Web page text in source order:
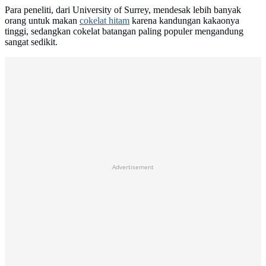
Para peneliti, dari University of Surrey, mendesak lebih banyak
orang untuk makan cokelat hitam karena kandungan kakaonya
tinggi, sedangkan cokelat batangan paling populer mengandung
sangat sedikit.
Advertisement